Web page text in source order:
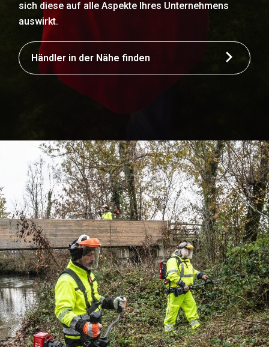
sich diese auf alle Aspekte Ihres Unternehmens
auswirkt.
Händler in der Nähe finden